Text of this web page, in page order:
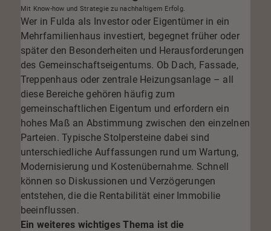
Mit Know-how und Strategie zu nachhaltigem Erfolg.
Wer in Fulda als Investor oder Eigentümer in ein
Mehrfamilienhaus investiert, begegnet früher oder
später den Besonderheiten und Herausforderungen
des Gemeinschaftseigentums. Ob Dach, Fassade,
Treppenhaus oder zentrale Heizungsanlage – all
diese Bereiche gehören häufig zum
gemeinschaftlichen Eigentum und erfordern ein
hohes Maß an Abstimmung zwischen den einzelnen
Parteien. Typische Stolpersteine dabei sind
unterschiedliche Auffassungen rund um Wartung,
Modernisierung und Kostenübernahme. Schnell
können so Diskussionen und Verzögerungen
entstehen, die die Rentabilität einer Immobilie
beeinflussen.
Ein weiteres wichtiges Thema ist die